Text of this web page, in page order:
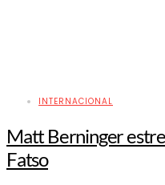
INTERNACIONAL
Matt Berninger
Fatso